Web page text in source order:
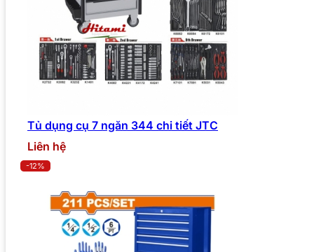
Tủ dụng cụ 7 ngăn 344 chi tiết JTC
Liên hệ
-12%